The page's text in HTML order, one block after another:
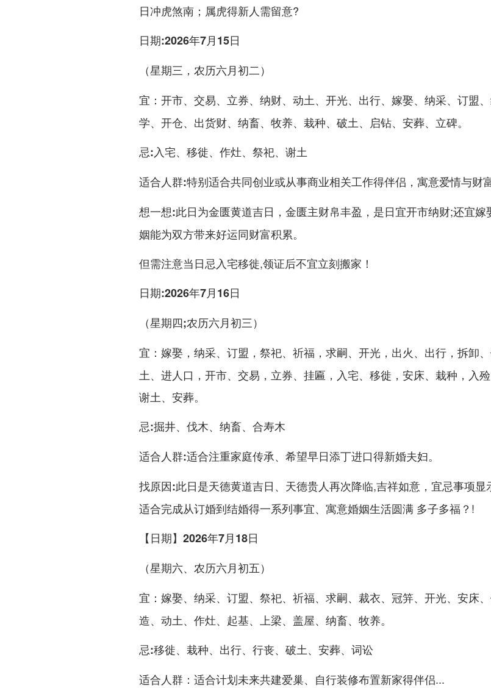
日冲虎煞南；属虎得新人需留意?
日期:2026年7月15日
（星期三，农历六月初二）
宜： 开市、交易、立券、纳财、动土、开光、出行、嫁娶、纳采、订盟
学、开仓、出货财、纳畜、牧养、栽种、破土、启钻、安葬、立碑。
忌:入宅、移徙、作灶、祭祀、谢土
适合人群:特别适合共同创业或从事商业相关工作得伴侣，寓意爱情与财
想一想:此日为金匮黄道吉日，金匮主财帛丰盈，是日宜开市纳财;还宜嫁
姻能为双方带来好运同财富积累。
但需注意当日忌入宅移徙,领证后不宜立刻搬家！
日期:2026年7月16日
（星期四;农历六月初三）
宜： 嫁娶，纳采、订盟，祭祀、祈福，求嗣、开光，出火、出行，拆卸
土、进人口，开市、交易，立券、挂匾，入宅、移徙，安床、栽种，入殓
谢土、安葬。
忌:掘井、伐木、纳畜、合寿木
适合人群:适合注重家庭传承、希望早日添丁进口得新婚夫妇。
找原因:此日是天德黄道吉日、天德贵人再次降临,吉祥如意，宜忌事项显
适合完成从订婚到结婚得一系列事宜、寓意婚姻生活圆满 多子多福？!
【日期】2026年7月18日
（星期六、农历六月初五）
宜： 嫁娶、纳采、订盟、祭祀、祈福、求嗣、裁衣、冠笄、开光、安床
造、动土、作灶、起基、上梁、盖屋、纳畜、牧养。
忌:移徙、栽种、出行、行丧、破土、安葬、词讼
适合人群： 适合计划未来共建爱巢、自行装修布置新家得伴侣...